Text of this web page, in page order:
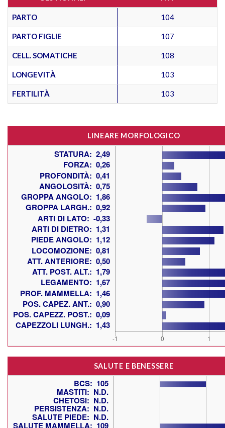
PARTO 104
PARTO FIGLIE 107
CELL. SOMATICHE 108
LONGEVITÀ 103
FERTILITÀ 103
LINEARE MORFOLOGICO
SALUTE E BENESSERE